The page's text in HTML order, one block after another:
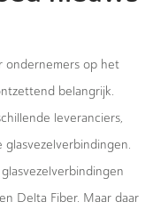
ondernemers op het
belangrijk.
leveranciers,
Delta Fiber. Maar daar